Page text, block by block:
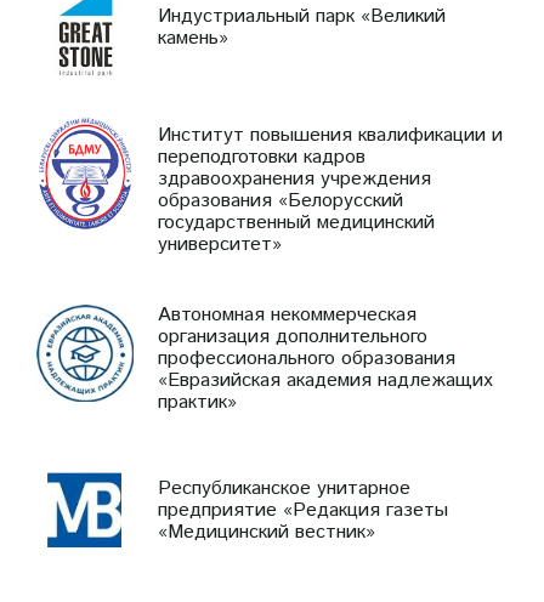
Индустриальный парк «Великий
камень»
Институт повышения квалификации и
переподготовки кадров
здравоохранения учреждения
образования «Белорусский
государственный медицинский
университет»
Автономная некоммерческая
организация дополнительного
профессионального образования
«Евразийская академия надлежащих
практик»
Республиканское унитарное
предприятие «Редакция газеты
«Медицинский вестник»